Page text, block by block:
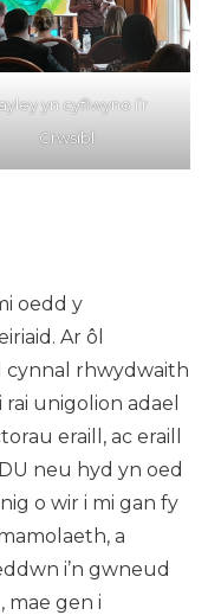
yn cyflwyno i’r
Crwsibl
oedd y
Ar ôl
cynnal rhwydwaith
unigolion adael
eraill, ac eraill
neu hyd yn oed
o wir i mi gan fy
a
i’n gwneud
mae gen i